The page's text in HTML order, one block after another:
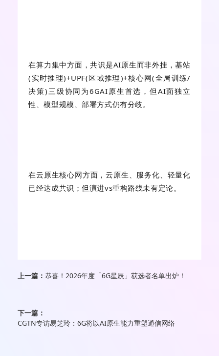
在算力集中方面，共识是AI原生而非外挂，基站
(实时推理)+UPF(区域推理)+核心网(全局训练/
决策)三级协同为6GAI原生首选，但AI面独立
性、模型规模、部署方式仍有分歧。
在云原生核心网方面，云原生、服务化、轻量化
已经达成共识；但演进vs重构路线未有定论。
上一篇： 恭喜！2026年度「6G星辰」获选者名单出炉！
下一篇：
CGTN专访易芝玲：6G将以AI原生能力重塑通信网络